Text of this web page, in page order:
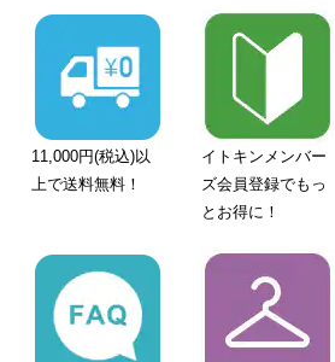
11,000円(税込)以
上で送料無料！
イトキンメンバー
ズ会員登録でもっ
とお得に！